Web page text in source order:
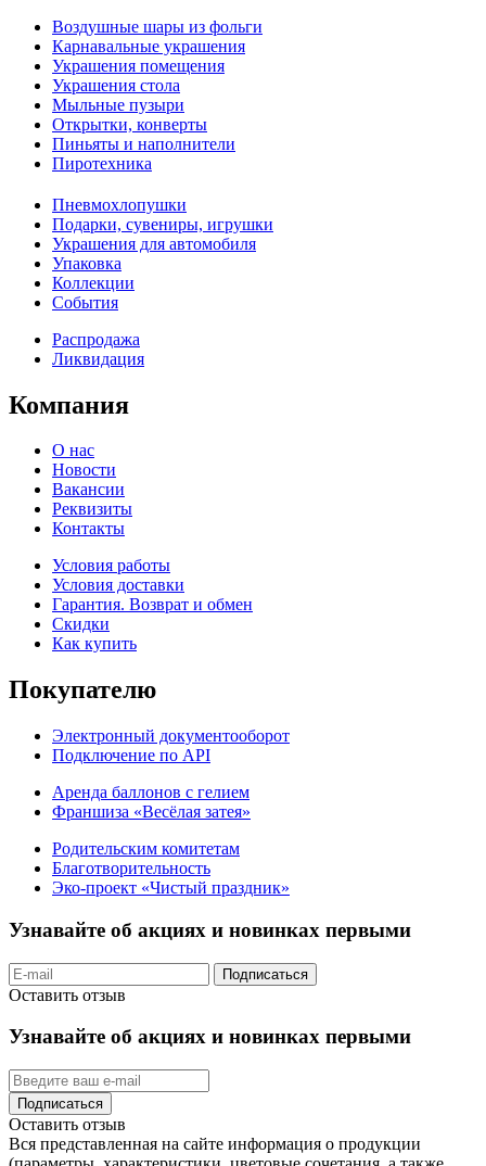
Воздушные шары из фольги
Карнавальные украшения
Украшения помещения
Украшения стола
Мыльные пузыри
Открытки, конверты
Пиньяты и наполнители
Пиротехника
Пневмохлопушки
Подарки, сувениры, игрушки
Украшения для автомобиля
Упаковка
Коллекции
События
Распродажа
Ликвидация
Компания
О нас
Новости
Вакансии
Реквизиты
Контакты
Условия работы
Условия доставки
Гарантия. Возврат и обмен
Скидки
Как купить
Покупателю
Электронный документооборот
Подключение по API
Аренда баллонов с гелием
Франшиза «Весёлая затея»
Родительским комитетам
Благотворительность
Эко-проект «Чистый праздник»
Узнавайте об акциях и новинках первыми
Подписаться
Оставить отзыв
Узнавайте об акциях и новинках первыми
Подписаться
Оставить отзыв
Вся представленная на сайте информация о продукции